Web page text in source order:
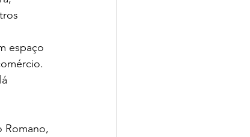
espaço
Romano,